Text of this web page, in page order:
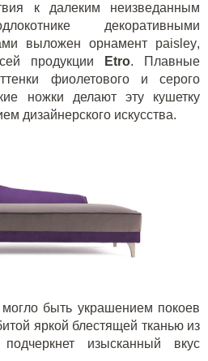
к далеким неизведанным
декоративными
выложен орнамент paisley,
продукции
Etro. Плавные
фиолетового и серого
ножки делают эту кушетку
дизайнерского искусства.
быть украшением покоев
яркой блестящей тканью из
изысканный вкус